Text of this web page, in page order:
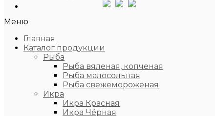
Меню
Главная
Каталог продукции
Рыба
Рыба вяленая, копченая
Рыба малосольная
Рыба свежемороженая
Икра
Икра Красная
Икра Чёрная